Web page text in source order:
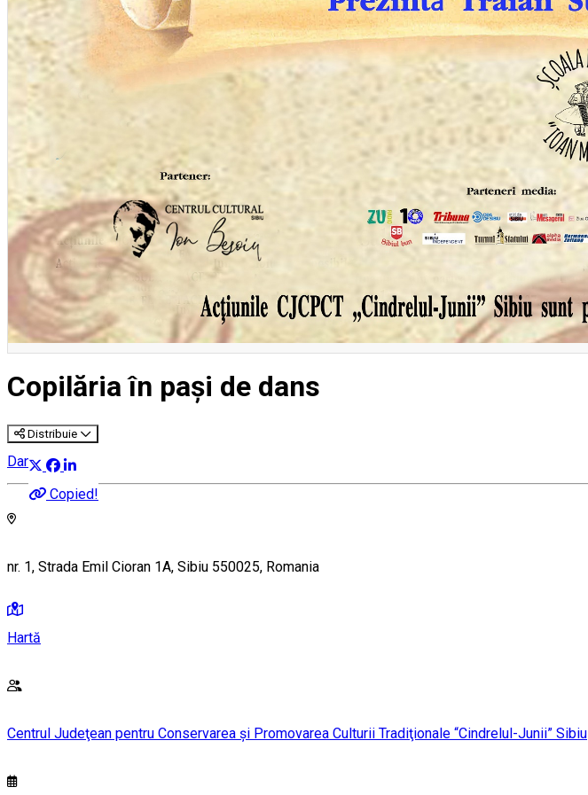
Copilăria în pași de dans
Distribuie
Copied!
Dans
nr. 1, Strada Emil Cioran 1A, Sibiu 550025, Romania
Hartă
Centrul Judeţean pentru Conservarea şi Promovarea Culturii Tradiţionale “Cindrelul-Junii” Sibiu